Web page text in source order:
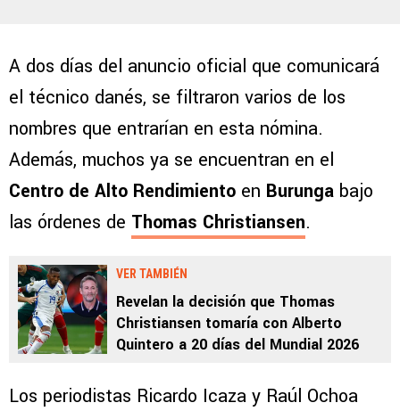
A dos días del anuncio oficial que comunicará
el técnico danés, se filtraron varios de los
nombres que entrarían en esta nómina.
Además, muchos ya se encuentran en el
Centro de Alto Rendimiento en Burunga bajo
las órdenes de Thomas Christiansen.
VER TAMBIÉN
Revelan la decisión que Thomas
Christiansen tomaría con Alberto
Quintero a 20 días del Mundial 2026
Los periodistas Ricardo Icaza y Raúl Ochoa